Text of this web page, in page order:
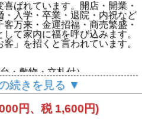
ばれています。開店・開業・
入学・卒業・退院・内祝など
万来・金運招福・商売繁盛・
て家内に福を呼び込みます。
」を招くと言われています。
敷物・立札付）
続きを見る ▼
円、税 1,600円)